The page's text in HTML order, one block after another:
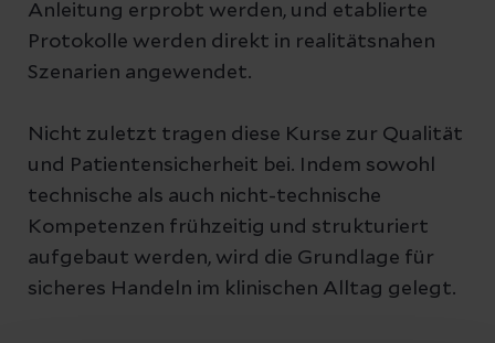
Anleitung erprobt werden, und etablierte
Protokolle werden direkt in realitätsnahen
Szenarien angewendet.
Nicht zuletzt tragen diese Kurse zur Qualität
und Patientensicherheit bei. Indem sowohl
technische als auch nicht-technische
Kompetenzen frühzeitig und strukturiert
aufgebaut werden, wird die Grundlage für
sicheres Handeln im klinischen Alltag gelegt.